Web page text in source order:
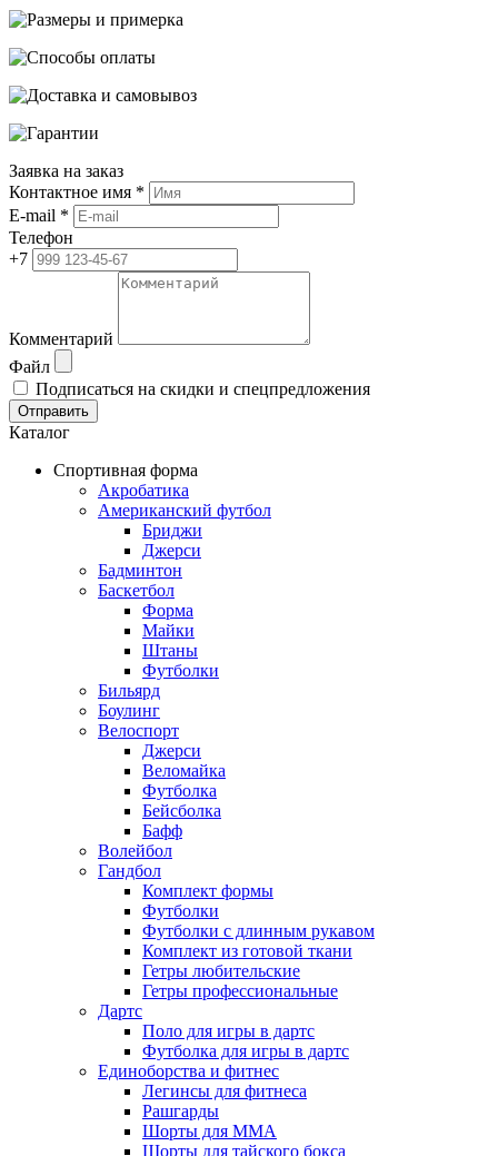
Заявка на заказ
Контактное имя *
E-mail *
Телефон
+7
Комментарий
Файл
Подписаться на скидки и спецпредложения
Отправить
Каталог
Спортивная форма
Акробатика
Американский футбол
Бриджи
Джерси
Бадминтон
Баскетбол
Форма
Майки
Штаны
Футболки
Бильярд
Боулинг
Велоспорт
Джерси
Веломайка
Футболка
Бейсболка
Бафф
Волейбол
Гандбол
Комплект формы
Футболки
Футболки с длинным рукавом
Комплект из готовой ткани
Гетры любительские
Гетры профессиональные
Дартс
Поло для игры в дартс
Футболка для игры в дартс
Единоборства и фитнес
Легинсы для фитнеса
Рашгарды
Шорты для MMA
Шорты для тайского бокса